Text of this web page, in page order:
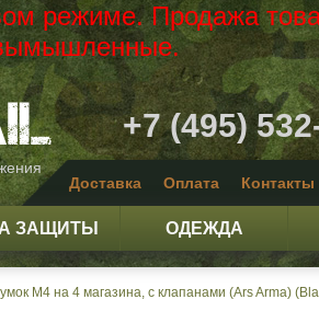
режиме. Продажа
+7 (495)
Доставка Оплата Контакты
ЗАЩИТЫ ОДЕЖДА
М4 на 4 магазина, с клапанами (Ars Arma)